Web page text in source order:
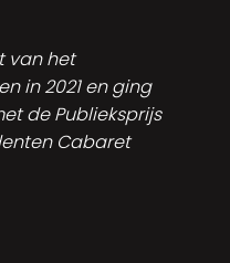
van het
in 2021 en ging
de Publieksprijs
Cabaret